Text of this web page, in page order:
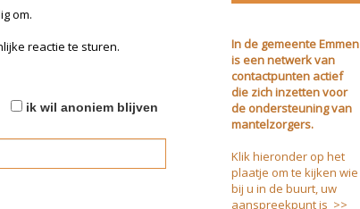
om.
reactie te sturen.
ik wil anoniem blijven
In de gemeente Emmen
is een netwerk van
contactpunten actief
die zich inzetten voor
de ondersteuning van
mantelzorgers.
Klik hieronder op het
plaatje om te kijken wie
bij u in de buurt, uw
aanspreekpunt is >>